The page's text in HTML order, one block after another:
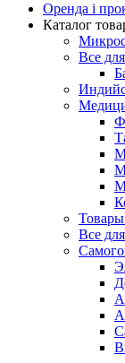
Оренда і
Каталог
Все
Все